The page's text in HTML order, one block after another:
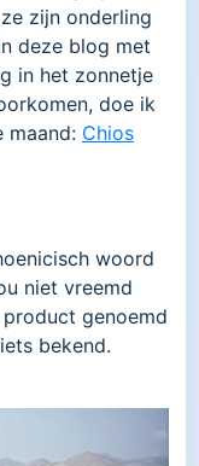
zijn onderling
deze blog met
in het zonnetje
doe ik
maand: Chios
woord
niet vreemd
genoemd
bekend.